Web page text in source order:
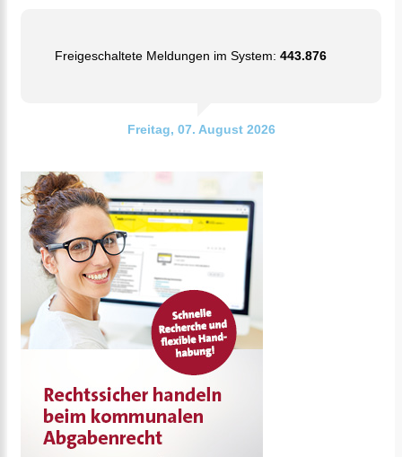
Freigeschaltete Meldungen im System: 443.876
Freitag, 07. August 2026